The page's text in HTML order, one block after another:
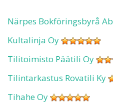
Närpes Bokföringsbyrå Ab
Kultalinja Oy
Tilitoimisto Päätili Oy
Tilintarkastus Rovatili Ky
Tihahe Oy